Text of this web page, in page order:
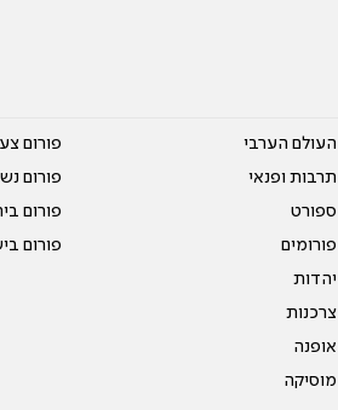
העולם הערבי
תרבות ופנאי
ספורט
פורומים
יהדות
צרכנות
אופנה
מוסיקה
פורום
פורום
פורום
פורום